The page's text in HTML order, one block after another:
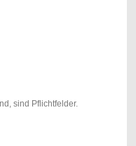
sind Pflichtfelder.